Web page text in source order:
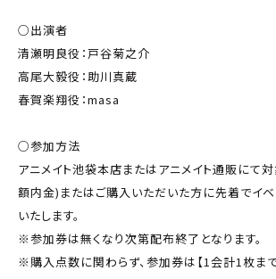
○出演者
清瀬明良役：戸谷菊之介
高尾大毅役：助川真蔵
春賀楽翔役：masa
○参加方法
アニメイト池袋本店またはアニメイト通販にて
額内金)またはご購入いただいた方に先着でイ
いたします。
※参加券は無くなり次第配布終了となります。
※購入点数に関わらず、参加券は【1会計1枚ま